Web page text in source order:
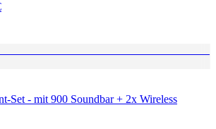
Set - mit 900 Soundbar + 2x Wireless